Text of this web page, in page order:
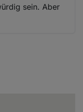
sein. Aber